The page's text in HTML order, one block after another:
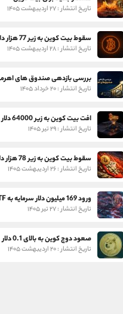
تاریخ انتشار : ۲۷ اردیبهشت ۱۴۰۵
سقوط بیت کوین به زیر 77 هزار دلار
تاریخ انتشار : ۲۸ اردیبهشت ۱۴۰۵
بررسی بازدهی صندوق های
تاریخ انتشار : ۲۰ خرداد ۱۴۰۵
افت بیت کوین به زیر 64000 دلار
تاریخ انتشار : ۲۹ تیر ۱۴۰۵
سقوط بیت کوین به زیر 78 هزار دلار
تاریخ انتشار : ۲۶ اردیبهشت ۱۴۰۵
تاریخ انتشار : ۲۷ تیر ۱۴۰۵
صعود دوج کوین به بالای 0.1 دلار
تاریخ انتشار : ۲۰ اردیبهشت ۱۴۰۵